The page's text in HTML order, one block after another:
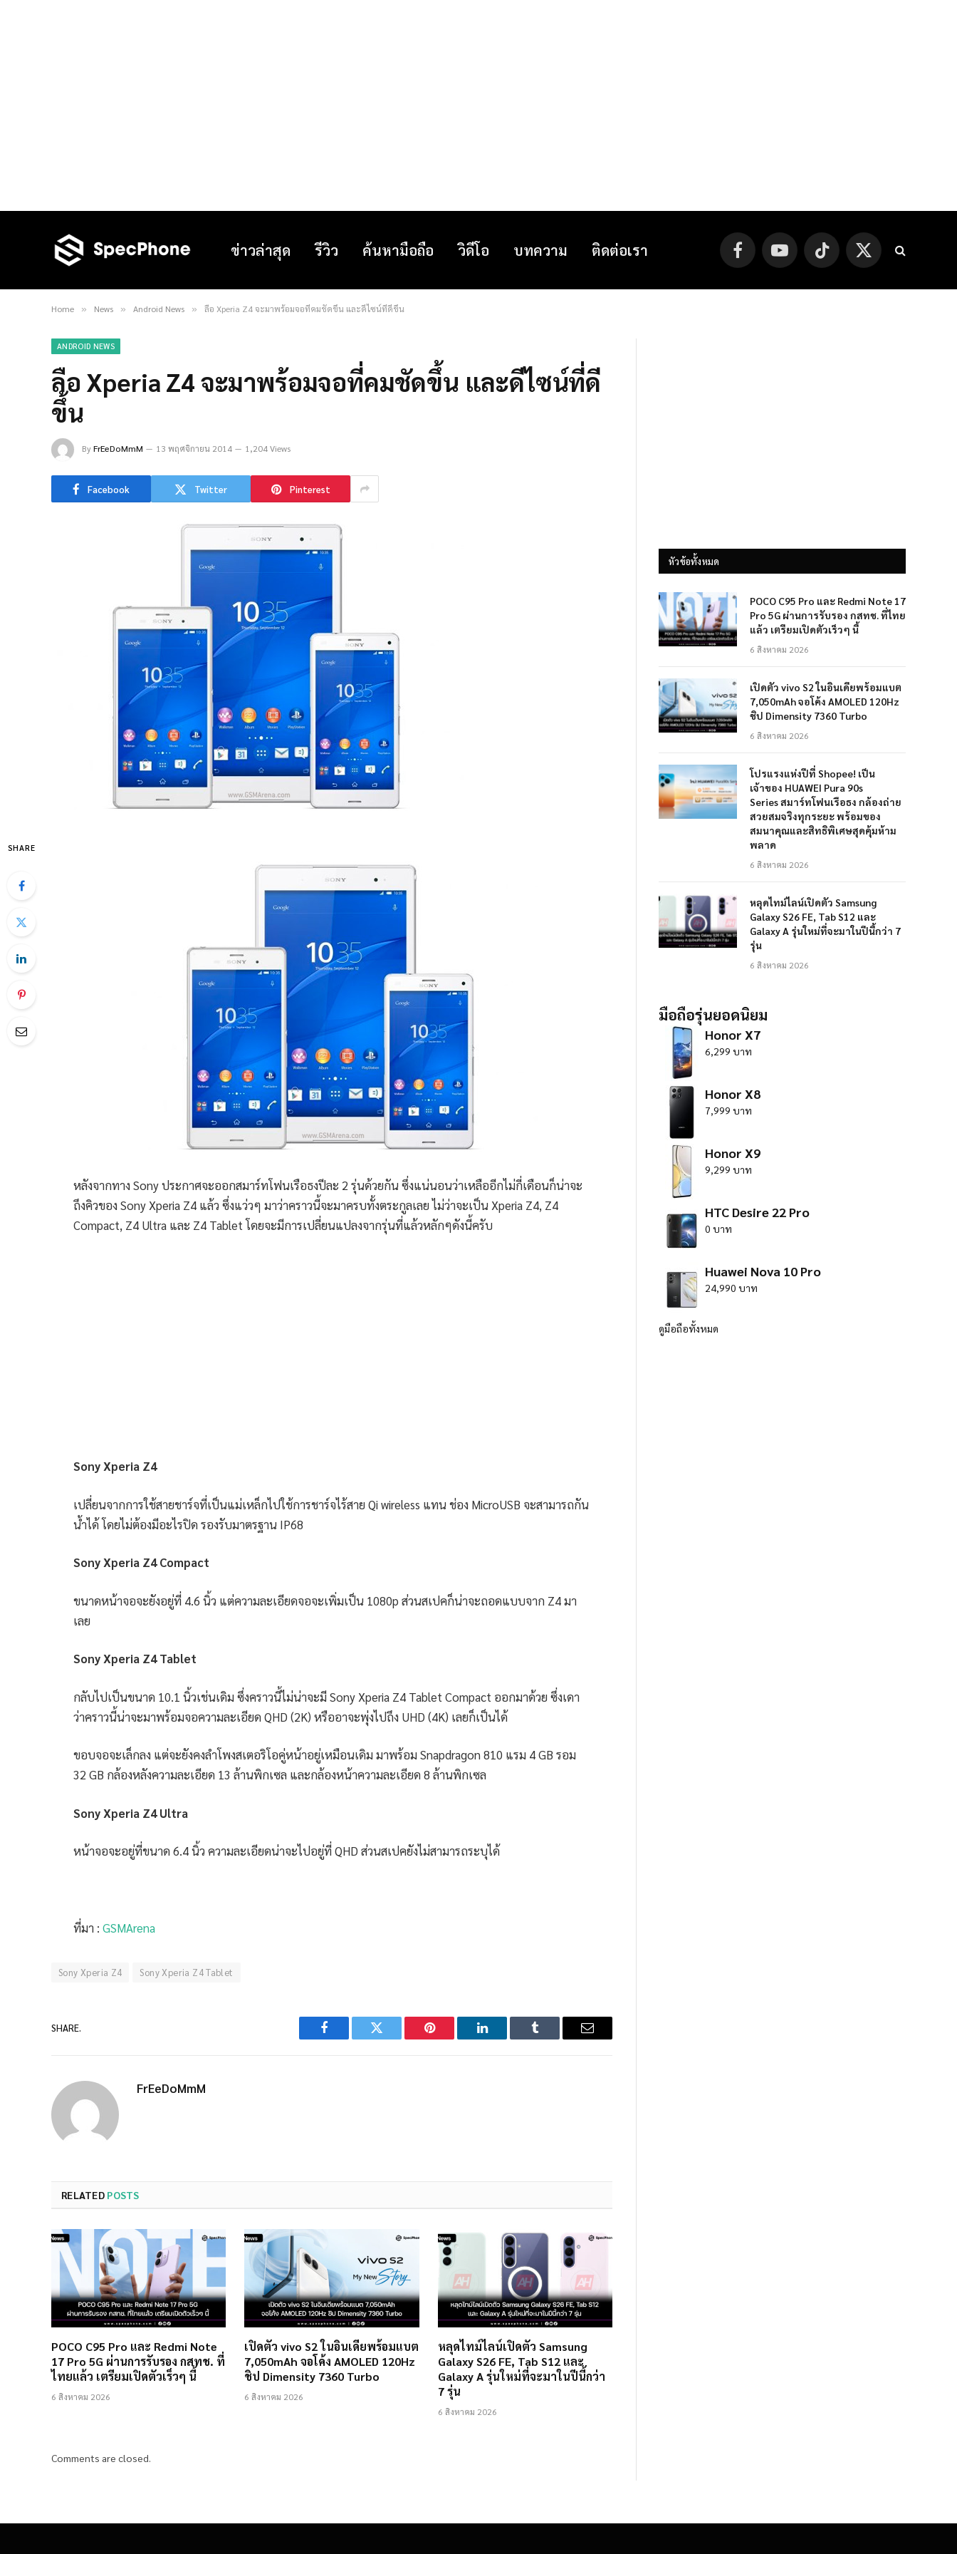
ข่าวล่าสุด รีวิว ค้นหามือถือ วิดีโอ บทความ ติดต่อเรา FacebookYouTube TikTok
X
(Twitter)
Home » News » Android News » ลือ Xperia Z4 จะมาพร้อมจอที่คมชัดขึ้น และดีไซน์ที่ดีขึ้น
ANDROID NEWS
ลือ Xperia Z4 จะมาพร้อมจอที่คมชัดขึ้น และดีไซน์ที่ดี
ขึ้น
ByFrEeDoMmM 13 พฤศจิกายน 2014 1,204 Views
Facebook Twitter Pinterest
SHARE
หลังจากทาง Sony ประกาศจะออกสมาร์ทโฟนเรือธงปีละ 2 รุ่นด้วยกัน ซึ่งแน่นอนว่าเหลืออีกไม่กี่เดือนก็น่าจะ
ถึงคิวของ Sony Xperia Z4 แล้ว ซึ่งแว่วๆ มาว่าคราวนี้จะมาครบทั้งตระกูลเลย ไม่ว่าจะเป็น Xperia Z4, Z4
Compact, Z4 Ultra และ Z4 Tablet โดยจะมีการเปลี่ยนแปลงจากรุ่นที่แล้วหลักๆดังนี้ครับ
Sony Xperia Z4
เปลี่ยนจากการใช้สายชาร์จที่เป็นแม่เหล็กไปใช้การชาร์จไร้สาย Qi wireless แทน ช่อง MicroUSB จะสามารถกัน
น้ำได้ โดยไม่ต้องมีอะไรปิด รองรับมาตรฐาน IP68
Sony Xperia Z4 Compact
ขนาดหน้าจอจะยังอยู่ที่ 4.6 นิ้ว แต่ความละเอียดจอจะเพิ่มเป็น 1080p ส่วนสเปคก็น่าจะถอดแบบจาก Z4 มา
เลย
Sony Xperia Z4 Tablet
กลับไปเป็นขนาด 10.1 นิ้วเช่นเดิม ซึ่งคราวนี้ไม่น่าจะมี Sony Xperia Z4 Tablet Compact ออกมาด้วย ซึ่งเดา
ว่าคราวนี้น่าจะมาพร้อมจอความละเอียด QHD (2K) หรืออาจะพุ่งไปถึง UHD (4K) เลยก็เป็นได้
ขอบจอจะเล็กลง แต่จะยังคงลำโพงสเตอริโอคู่หน้าอยู่เหมือนเดิม มาพร้อม Snapdragon 810 แรม 4 GB รอม
32 GB กล้องหลังความละเอียด 13 ล้านพิกเซล และกล้องหน้าความละเอียด 8 ล้านพิกเซล
Sony Xperia Z4 Ultra
หน้าจอจะอยู่ที่ขนาด 6.4 นิ้ว ความละเอียดน่าจะไปอยู่ที่ QHD ส่วนสเปคยังไม่สามารถระบุได้
ที่มา : GSMArena
Sony Xperia Z4 Sony Xperia Z4 Tablet
SHARE.
Facebook Twitter Pinterest LinkedIn Tumblr Email
FrEeDoMmM
RELATED POSTS
POCO C95 Pro และ Redmi Note
17 Pro 5G ผ่านการรับรอง กสทช. ที่
ไทยแล้ว เตรียมเปิดตัวเร็วๆ นี้
6 สิงหาคม 2026
เปิดตัว vivo S2 ในอินเดียพร้อมแบต
7,050mAh จอโค้ง AMOLED 120Hz
ชิป Dimensity 7360 Turbo
6 สิงหาคม 2026
หลุดไทม์ไลน์เปิดตัว Samsung
Galaxy S26 FE, Tab S12 และ
Galaxy A รุ่นใหม่ที่จะมาในปีนี้กว่า
7 รุ่น
6 สิงหาคม 2026
Comments are closed.
หัวข้อทั้งหมด
POCO C95 Pro และ Redmi Note 17
Pro 5G ผ่านการรับรอง กสทช. ที่ไทย
แล้ว เตรียมเปิดตัวเร็วๆ นี้
6 สิงหาคม 2026
เปิดตัว vivo S2 ในอินเดียพร้อมแบต
7,050mAh จอโค้ง AMOLED 120Hz
ชิป Dimensity 7360 Turbo
6 สิงหาคม 2026
โปรแรงแห่งปีที่ Shopee! เป็น
เจ้าของ HUAWEI Pura 90s
Series สมาร์ทโฟนเรือธง กล้องถ่าย
สวยสมจริงทุกระยะ พร้อมของ
สมนาคุณและสิทธิพิเศษสุดคุ้มห้าม
พลาด
6 สิงหาคม 2026
หลุดไทม์ไลน์เปิดตัว Samsung
Galaxy S26 FE, Tab S12 และ
Galaxy A รุ่นใหม่ที่จะมาในปีนี้กว่า 7
รุ่น
6 สิงหาคม 2026
มือถือรุ่นยอดนิยม
Honor X7
6,299 บาท
Honor X8
7,999 บาท
Honor X9
9,299 บาท
HTC Desire 22 Pro
0 บาท
Huawei Nova 10 Pro
24,990 บาท
ดูมือถือทั้งหมด